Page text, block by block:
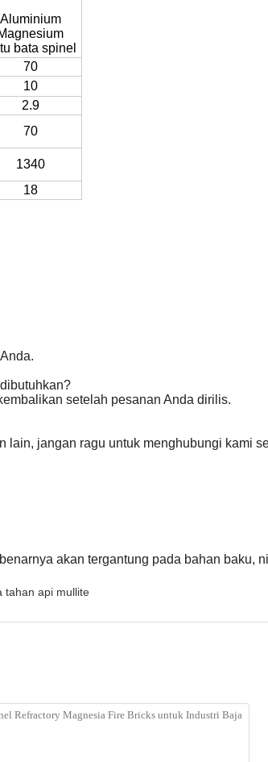
Aluminium
bata spinel
70
10
2.9
70
1340
18
setelah pesanan Anda dirilis.
lain, jangan ragu untuk menghubungi kami
akan tergantung pada bahan baku,
tahan api mullite